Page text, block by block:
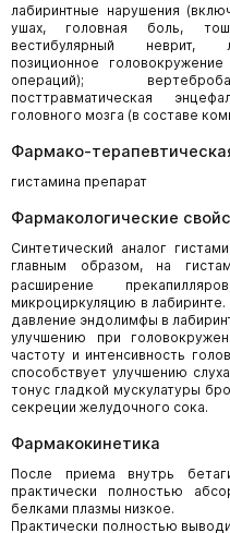
лабиринтные нарушения
ушах, головная боль,
вестибулярный неврит,
позиционное
операций);
посттравматическая
головного мозга (в составе
Фармако-
гистамина препарат
Фармакологические
Синтетический аналог
главным образом, на
расширение
микроциркуляцию в
давление эндолимфы в
улучшению при
частоту и интенсивность
способствует улучшению
тонус гладкой мускулатуры
секреции желудочного сока.
Фармакокинетика
После приема внутрь
практически полностью
белками плазмы низкое.
Практически полностью